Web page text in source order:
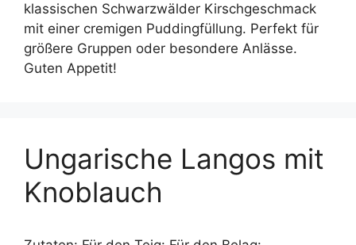
klassischen Schwarzwälder Kirschgeschmack
mit einer cremigen Puddingfüllung. Perfekt für
größere Gruppen oder besondere Anlässe.
Guten Appetit!
Ungarische Langos mit
Knoblauch